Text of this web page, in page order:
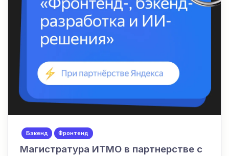
Бэкенд Фронтенд
Магистратура ИТМО в партнерстве с